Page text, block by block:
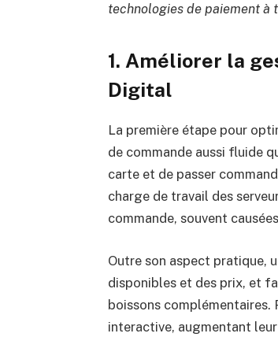
technologies de paiement à
1. Améliorer la
Digital
La première étape pour
de commande aussi fluide
carte et de passer
charge de travail des
commande, souvent
Outre son aspect pratique,
disponibles et des prix, et
boissons complémentaires.
interactive, augmentant